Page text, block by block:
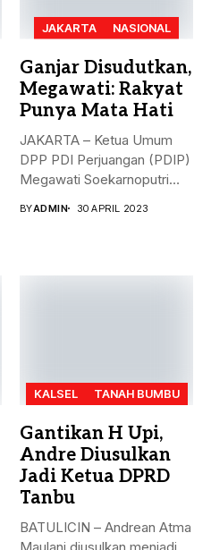
JAKARTA NASIONAL
Ganjar Disudutkan,
Megawati: Rakyat
Punya Mata Hati
JAKARTA – Ketua Umum
DPP PDI Perjuangan (PDIP)
Megawati Soekarnoputri
BYADMIN 30 APRIL 2023
KALSEL TANAH BUMBU
Gantikan H Upi,
Andre Diusulkan
Jadi Ketua DPRD
Tanbu
BATULICIN – Andrean Atma